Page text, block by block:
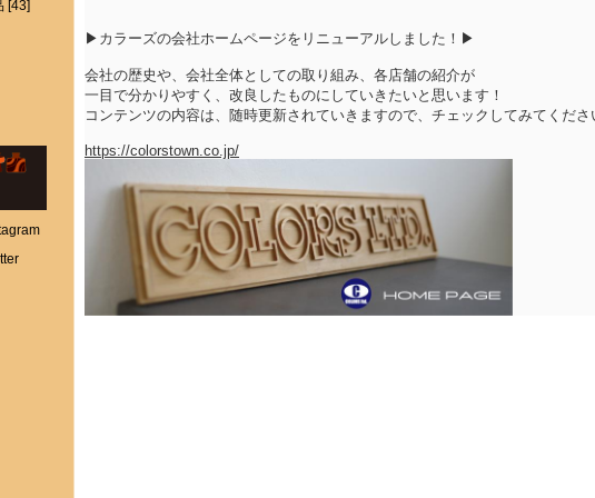
▶カラーズの会社ホームページをリニューアルしました！▶
会社の歴史や、会社全体としての取り組み、各店舗の紹介が
一目で分かりやすく、改良したものにしていきたいと思います！
コンテンツの内容は、随時更新されていきますので、チェックしてみてくださ
https://colorstown.co.jp/
[43]